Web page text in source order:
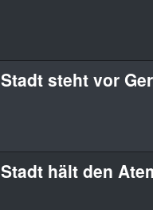
Stadt steht vor
Stadt hält den